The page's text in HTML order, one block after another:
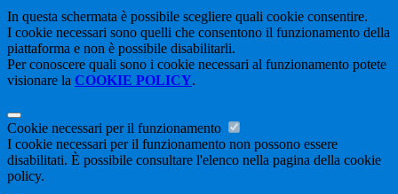
In questa schermata è possibile scegliere quali cookie consentire.
I cookie necessari sono quelli che consentono il funzionamento della
piattaforma e non è possibile disabilitarli.
Per conoscere quali sono i cookie necessari al funzionamento potete
visionare la COOKIE POLICY.
Cookie necessari per il funzionamento
I cookie necessari per il funzionamento non possono essere
disabilitati. È possibile consultare l'elenco nella pagina della cookie
policy.